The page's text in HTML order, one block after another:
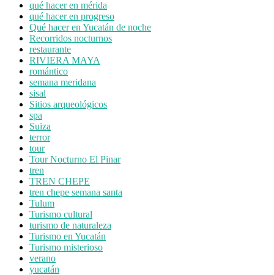
qué hacer en mérida
qué hacer en progreso
Qué hacer en Yucatán de noche
Recorridos nocturnos
restaurante
RIVIERA MAYA
romántico
semana meridana
sisal
Sitios arqueológicos
spa
Suiza
terror
tour
Tour Nocturno El Pinar
tren
TREN CHEPE
tren chepe semana santa
Tulum
Turismo cultural
turismo de naturaleza
Turismo en Yucatán
Turismo misterioso
verano
yucatán